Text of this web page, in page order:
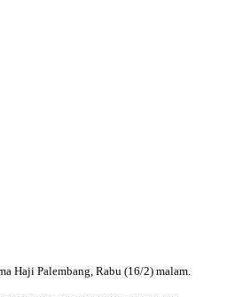
Haji Palembang, Rabu (16/2) malam.